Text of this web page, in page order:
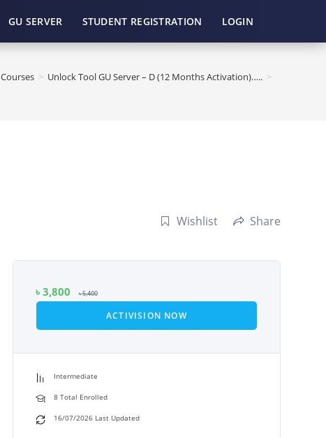
GU SERVER STUDENT REGISTRATION LOGIN
Courses > Unlock Tool GU Server – D (12 Months Activation)….. >
Wishlist Share
৳ 3,800 ৳5,400
ACTIVISION NOW
Intermediate
8 Total Enrolled
16/07/2026 Last Updated